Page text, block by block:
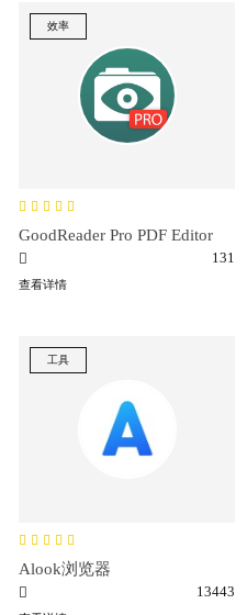
效率
GoodReader Pro PDF Editor
131
查看详情
工具
Alook浏览器
13443